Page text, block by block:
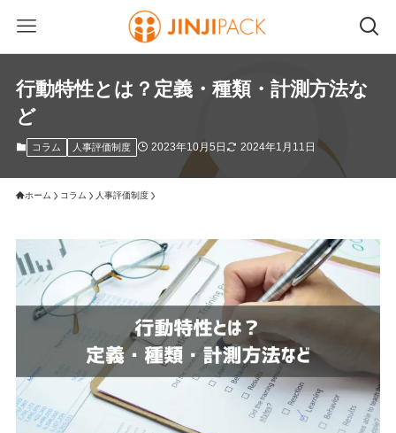
行動特性とは？定義・種類・計測方法な
ど
コラム 人事評価制度 2023年10月5日 2024年1月11日
ホーム コラム 人事評価制度